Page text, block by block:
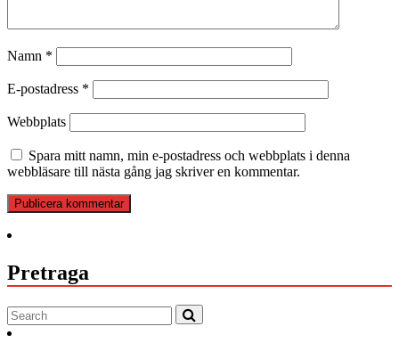
Namn *
E-postadress *
Webbplats
Spara mitt namn, min e-postadress och webbplats i denna
webbläsare till nästa gång jag skriver en kommentar.
Pretraga